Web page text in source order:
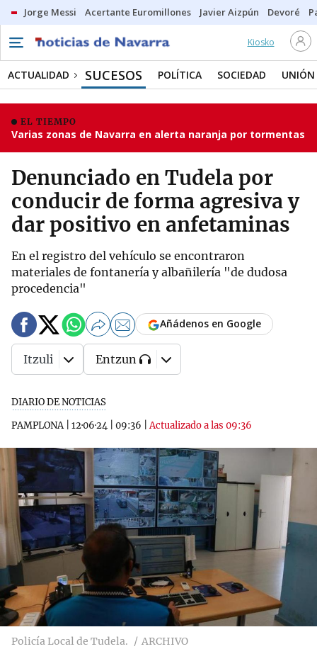
Jorge Messi Acertante Euromillones Javier Aizpún Devoré
Kiosko
ACTUALIDAD SUCESOS POLÍTICA SOCIEDAD UNIÓN
EL TIEMPO
Varias zonas de Navarra en alerta naranja por tormentas
Denunciado en Tudela por
conducir de forma agresiva y
dar positivo en anfetaminas
En el registro del vehículo se encontraron
materiales de fontanería y albañilería "de dudosa
procedencia"
DIARIO DE NOTICIAS
PAMPLONA| 12·06·24 09:36 |Actualizado a las 09:36
Añádenos en Google
Itzuli Entzun
Policía Local de Tudela. ARCHIVO